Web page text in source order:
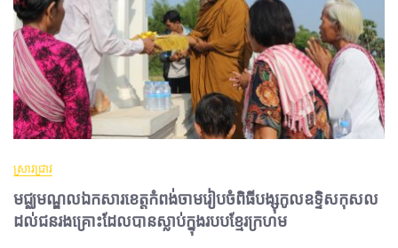
ស្រាវជ្រាវ
មជ្ឈមណ្ឌលឯកសារខេត្តកំពង់ចាមរៀបចំពិធីបង្សុកូលឧទ្ទិសកុសល
ដល់ជនរងគ្រោះដែលបានស្លាប់ក្នុងរបបខ្មែរក្រហម